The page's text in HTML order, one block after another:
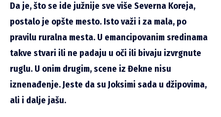
Da je, što se ide južnije sve više Severna Koreja,
postalo je opšte mesto. Isto važi i za mala, po
pravilu ruralna mesta. U emancipovanim sredinama
takve stvari ili ne padaju u oči ili bivaju izvrgnute
ruglu. U onim drugim, scene iz Đekne nisu
iznenađenje. Jeste da su Joksimi sada u džipovima,
ali i dalje jašu.